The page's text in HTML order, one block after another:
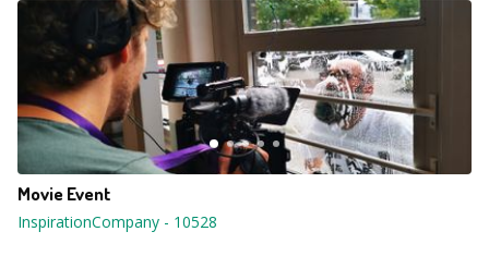
Movie Event
InspirationCompany - 10528